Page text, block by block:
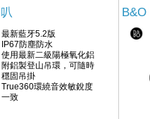
最新藍牙5.2版
IP67防塵防水
使用最新二級陽極氧化鋁
附鋁製登山吊環，可隨時
穩固吊掛
True360環繞音效敏銳度
一致